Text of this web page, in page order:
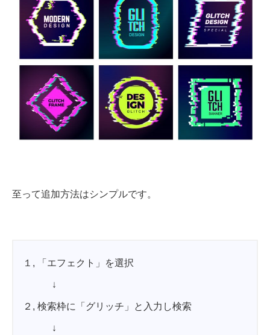
至って追加方法はシンプルです。
１, 「エフェクト」を選択
↓
２, 検索枠に「グリッチ」と入力し検索
↓